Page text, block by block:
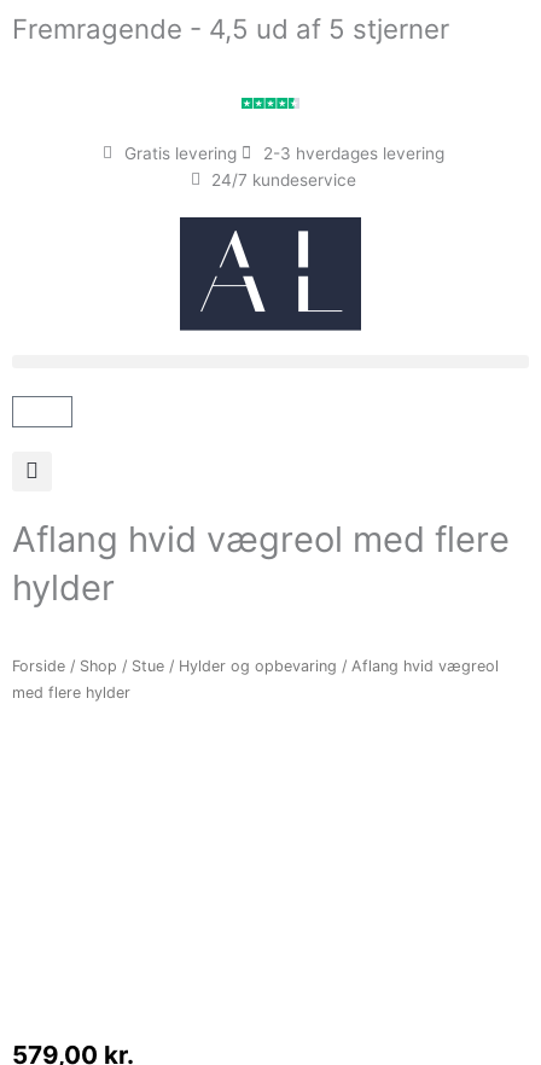
Fremragende - 4,5 ud af 5 stjerner
Gratis levering
2-3 hverdages levering
24/7 kundeservice
Aflang hvid vægreol med flere
hylder
Forside / Shop / Stue / Hylder og opbevaring / Aflang hvid vægreol
med flere hylder
579,00 kr.